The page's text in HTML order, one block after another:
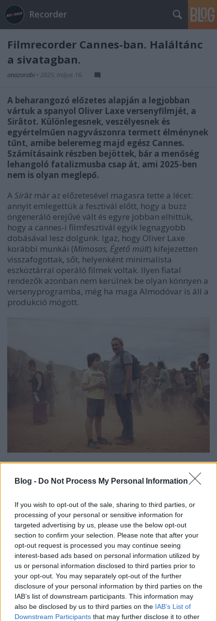
Blog - Do Not Process My Personal Information
If you wish to opt-out of the sale, sharing to third parties, or
processing of your personal or sensitive information for
targeted advertising by us, please use the below opt-out
section to confirm your selection. Please note that after your
opt-out request is processed you may continue seeing
interest-based ads based on personal information utilized by
us or personal information disclosed to third parties prior to
your opt-out. You may separately opt-out of the further
disclosure of your personal information by third parties on the
IAB’s list of downstream participants. This information may
also be disclosed by us to third parties on the IAB’s List of
Downstream Participants that may further disclose it to other
Recorder
Filmrecorder Cannes-ban. Haláltánc
a sivatagban.
onozorobi • 2025. május 16.
A beharangozó előzetes alapján a legjobban
vártuk a spanyol Oliver Laxe versenyfilmjét, a
Sirâtot. Különlegesnek, veszélyesnek és
egyértelműen nagyvászonra termett élménynek
tűnt, amibe beleremeg majd egész Cannes.
Számításaink részben bejöttek, bár a menőség
lehangoló fatalizmusba csap át, ami 2025-ben
nem is olyan meglepő.
A Sirât már az előzetesével magasra tette a lécet:
annyit emlegettük a fesztivál előtt, hogy a buzz
öngeneráló erejűvé vált és egyre jobban elhittük,
hogy a cannes-i filmfesztivál egyik legnagyobb
dobásával lesz dolgunk. Igaz, hogy Oliver Laxe
korábbi munkái (Mimosas, Égető múlt) kifejezetten
visszafogottak, sőt, helyenként minimalista
eszköztárral operáló filmek voltak. Ilyen fiatal
rendezők azonban nem kerülnek be olyan könnyen a
versenyprogramba, még ha maga Almodóvar is áll a
produkció mögött.
Az első negyedóra kifejezetten letaglózó. A sivatagi
goa-party dübörgése nem csupán hallható, hanem
vászonra, sötét moziteremre és a lehető legjobb
mozi akusztikára van kitalálva. A kamera elidőzik a
társadalmon kívül álló, mégis nagyon autentikus
partyarcokon (Spanyolország legfoglalkoztatottabb
színészén Sergi Lópezen kívül szinte minden főbb
szereplőt mintha valódi goapartykról szedtek volna
össze), akiknek szabadsága egyszerre irigylésre
méltó és nyugtalanító. Ebben a szakaszban a film
mintha egy alternatív utópiát villantana fel: egy
világot, ahol a szabályok feloldódnak a ritmusban,
és ahol a jelen pillanat ural mindent.